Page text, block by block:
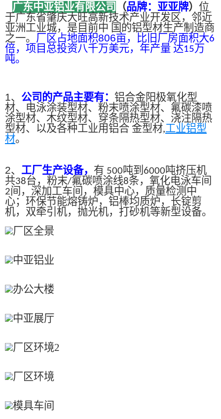
广东中亚铝业有限公司 （品牌：亚亚牌） 位
于广东省肇庆大旺高新技术产业开发区，邻近
亚洲工业城，是目前中 国的铝型材生产制造商
之一。 厂区占地面积806亩，比旧厂房面积大6
倍，项目总投资八千万美元，年产量 达15万
吨。
1、 公司的产品主要有： 铝合金阳极氧化型
材、电泳涂装型材、粉末喷涂型材、氟碳漆喷
涂型材、木纹型材、穿条隔热型材、浇注隔热
型材、以及各种工业用铝合 金型材,工业铝型
材。
2、 工厂生产设备， 有 500吨到 6000吨挤压机
共38台，粉末/氟碳喷涂线8条，氧化电泳车间
2间，深加工车间，模具中心，质量检测中
心；环保节能熔铸炉，铝棒均质炉，长锭剪
机，双牵引机，抛光机，打砂机等新型设备。